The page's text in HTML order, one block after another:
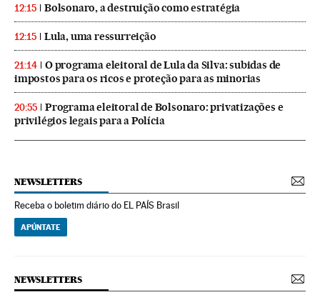
12:15 Bolsonaro, a destruição como estratégia
12:15 Lula, uma ressurreição
21:14
O programa eleitoral de Lula da Silva: subidas de
impostos para os ricos e proteção para as minorias
20:55
Programa eleitoral de Bolsonaro: privatizações e
privilégios legais para a Polícia
NEWSLETTERS
Receba o boletim diário do EL PAÍS Brasil
APÚNTATE
NEWSLETTERS